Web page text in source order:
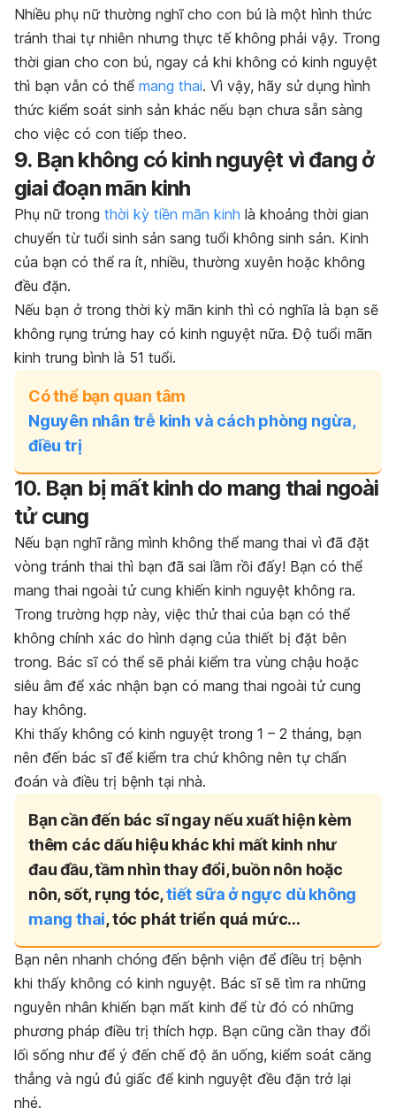
Nhiều phụ nữ thường nghĩ cho con bú là một hình thức
tránh thai tự nhiên nhưng thực tế không phải vậy. Trong
thời gian cho con bú, ngay cả khi không có kinh nguyệt
thì bạn vẫn có thể mang thai. Vì vậy, hãy sử dụng hình
thức kiểm soát sinh sản khác nếu bạn chưa sẵn sàng
cho việc có con tiếp theo.
9. Bạn không có kinh nguyệt vì đang ở
giai đoạn mãn kinh
Phụ nữ trong thời kỳ tiền mãn kinh là khoảng thời gian
chuyển từ tuổi sinh sản sang tuổi không sinh sản. Kinh
của bạn có thể ra ít, nhiều, thường xuyên hoặc không
đều đặn.
Nếu bạn ở trong thời kỳ mãn kinh thì có nghĩa là bạn sẽ
không rụng trứng hay có kinh nguyệt nữa. Độ tuổi mãn
kinh trung bình là 51 tuổi.
Có thể bạn quan tâm
Nguyên nhân trễ kinh và cách phòng ngừa,
điều trị
10. Bạn bị mất kinh do mang thai ngoài
tử cung
Nếu bạn nghĩ rằng mình không thể mang thai vì đã đặt
vòng tránh thai thì bạn đã sai lầm rồi đấy! Bạn có thể
mang thai ngoài tử cung khiến kinh nguyệt không ra.
Trong trường hợp này, việc thử thai của bạn có thể
không chính xác do hình dạng của thiết bị đặt bên
trong. Bác sĩ có thể sẽ phải kiểm tra vùng chậu hoặc
siêu âm để xác nhận bạn có mang thai ngoài tử cung
hay không.
Khi thấy không có kinh nguyệt trong 1 – 2 tháng, bạn
nên đến bác sĩ để kiểm tra chứ không nên tự chẩn
đoán và điều trị bệnh tại nhà.
Bạn cần đến bác sĩ ngay nếu xuất hiện kèm
thêm các dấu hiệu khác khi mất kinh như
đau đầu, tầm nhìn thay đổi, buồn nôn hoặc
nôn, sốt, rụng tóc,tiết sữa ở ngực dù không
mang thai, tóc phát triển quá mức…
Bạn nên nhanh chóng đến bệnh viện để điều trị bệnh
khi thấy không có kinh nguyệt. Bác sĩ sẽ tìm ra những
nguyên nhân khiến bạn mất kinh để từ đó có những
phương pháp điều trị thích hợp. Bạn cũng cần thay đổi
lối sống như để ý đến chế độ ăn uống, kiểm soát căng
thẳng và ngủ đủ giấc để kinh nguyệt đều đặn trở lại
nhé.